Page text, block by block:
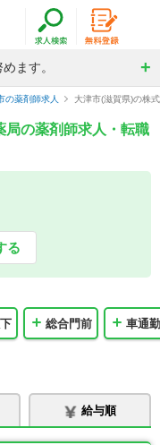
ます。
の薬剤師求人 大津市(滋賀県)の株
局の薬剤師求人・転職
る
総合門前 車通
給与順